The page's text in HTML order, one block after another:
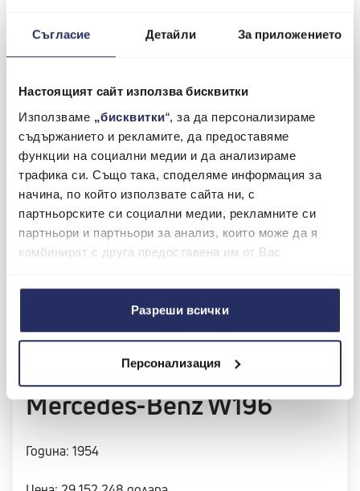
Съгласие Детайли За приложението
Настоящият сайт използва бисквитки
Използваме „бисквитки“, за да персонализираме
съдържанието и рекламите, да предоставяме
функции на социални медии и да анализираме
трафика си. Също така, споделяме информация за
начина, по който използвате сайта ни, с
партньорските си социални медии, рекламните си
партньори и партньори за анализ, които може да я
комбинират с друга предоставена им от Вас
ползването от Ваша страна на услугите им.
Разреши всички
Персонализация
Цена: 26 381 648
Ferrari 290 MM, и по-конкретно автомобилът с
номер на шасито 0626, има особено богата
Фанджо участва във Формула 1 и Миле Миля. И
това е само началото на състезателната кариера
на тази кола, която е реновирана няколко пъти,
преди да бъде продадена през 2015 г.
Mercedes-Benz W196
Година: 1954